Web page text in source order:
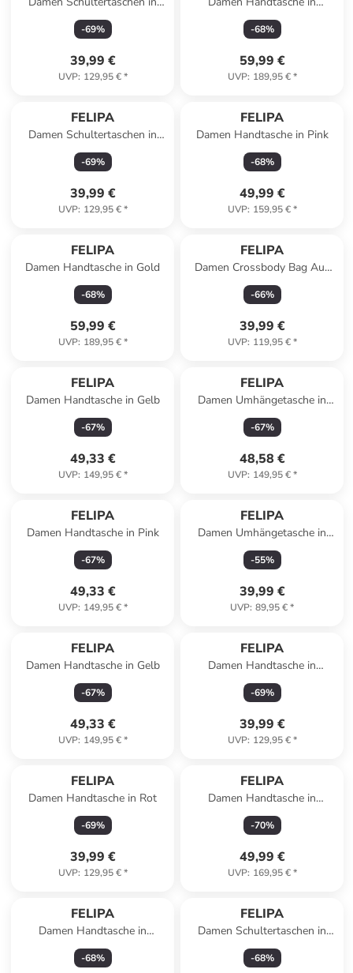
Dunkellila
-69%
39,99 €
UVP: 129,95 €*
Multicolor
-68%
59,99 €
UVP: 189,95 €*
FELIPA
Damen Schultertaschen in
Wollweiss
-69%
39,99 €
UVP: 129,95 €*
FELIPA
Damen Handtasche in Pink
-68%
49,99 €
UVP: 159,95 €*
FELIPA
Damen Handtasche in Gold
-68%
59,99 €
UVP: 189,95 €*
FELIPA
Damen Crossbody Bag Aus
Leder in Hellgrün
-66%
39,99 €
UVP: 119,95 €*
FELIPA
Damen Handtasche in Gelb
-67%
49,33 €
UVP: 149,95 €*
FELIPA
Damen Umhängetasche in
Pink
-67%
48,58 €
UVP: 149,95 €*
FELIPA
Damen Handtasche in Pink
-67%
49,33 €
UVP: 149,95 €*
FELIPA
Damen Umhängetasche in
HELLGRÜN
-55%
39,99 €
UVP: 89,95 €*
FELIPA
Damen Handtasche in Gelb
-67%
49,33 €
UVP: 149,95 €*
FELIPA
Damen Handtasche in
Königsblau
-69%
39,99 €
UVP: 129,95 €*
FELIPA
Damen Handtasche in Rot
-69%
39,99 €
UVP: 129,95 €*
FELIPA
Damen Handtasche in
Königsblau
-70%
49,99 €
UVP: 169,95 €*
FELIPA
Damen Handtasche in
Schwarz
-68%
FELIPA
Damen Schultertaschen in
Khaki Melange
-68%